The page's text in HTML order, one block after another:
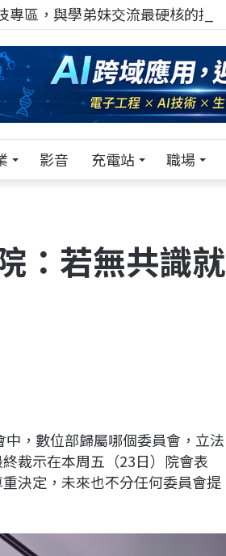
區，與學弟妹交流最硬核的技術
影音 充電站 職場
：若無共識就
，數位部歸屬哪個委員會，立法
裁示在本周五（23日）院會表
決定，未來也不分任何委員會提